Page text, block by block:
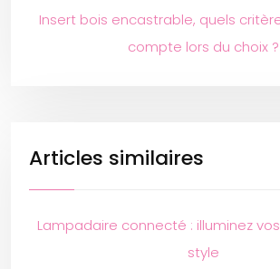
Insert bois encastrable, quels
compte lors du choix ?
Articles similaires
Lampadaire connecté : illuminez
style